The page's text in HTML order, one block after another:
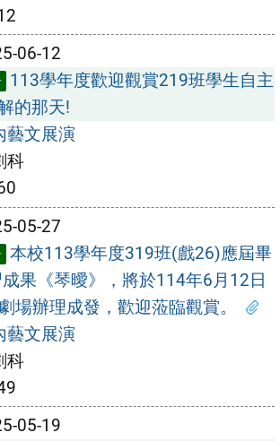
06-12
113學年度歡迎觀賞219班學生自主
的那天!
藝文展演
科
05-27
本校113學年度319班(戲26)應屆畢
果《琴曖》，將於114年6月12日
場辦理成發，歡迎蒞臨觀賞。
藝文展演
科
05-19